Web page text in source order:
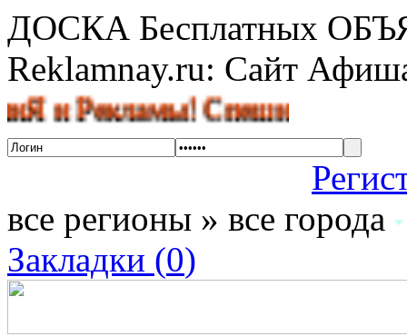
ДОСКА Бесплатных
Reklamnay.ru: Сайт
Рекламы! Спешите
все регионы » все города
Закладки (0)